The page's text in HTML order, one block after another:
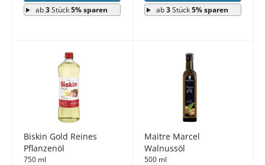
ab3Stück5% sparen ab3Stück5% sparen
Biskin Gold Reines
Pflanzenöl
750 ml
Maitre Marcel
Walnussöl
500 ml